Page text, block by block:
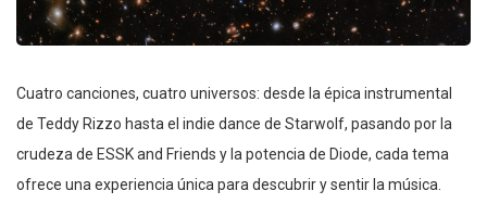
Cuatro canciones, cuatro universos: desde la épica instrumental
de Teddy Rizzo hasta el indie dance de Starwolf, pasando por la
crudeza de ESSK and Friends y la potencia de Diode, cada tema
ofrece una experiencia única para descubrir y sentir la música.